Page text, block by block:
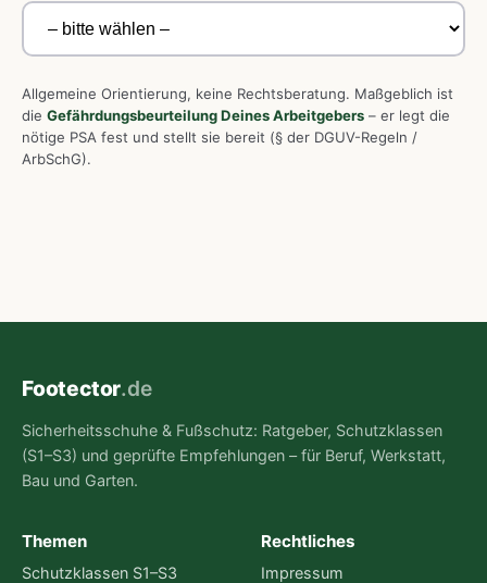
Allgemeine Orientierung, keine Rechtsberatung. Maßgeblich ist
die Gefährdungsbeurteilung Deines Arbeitgebers – er legt die
nötige PSA fest und stellt sie bereit (§ der DGUV-Regeln /
ArbSchG).
Footector.de
Sicherheitsschuhe & Fußschutz: Ratgeber, Schutzklassen
(S1–S3) und geprüfte Empfehlungen – für Beruf, Werkstatt,
Bau und Garten.
Themen
Schutzklassen S1–S3
Rechtliches
Impressum